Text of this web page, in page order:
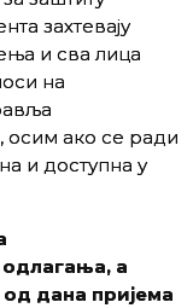
захтевају
и сва лица
на
осим ако се ради
и доступна у
одлагања, а
од дана пријема